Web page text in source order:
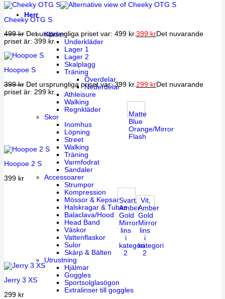
Herr
Kläder
Underkläder
Lager 1
Lager 2
Skalplagg
Träning
Överdelar
Nederdelar
Athleisure
Walking
Regnkläder
Skor
Inomhus
Löpning
Street
Walking
Träning
Varmfodrat
Sandaler
Accessoarer
Strumpor
Kompression
Mössor & Kepsar
Halskragar & Tubes
Balaclava/Hood
Head Band
Väskor
Vattenflaskor
Sulor
Skärp & Bälten
Utrustning
Hjälmar
Goggles
Sportsolglasögon
Extralinser till goggles
Cheeky OTG S
499kr Det ursprungliga priset var: 499 kr.399 krDet nuvarande
priset är: 399 kr.
Hoopoe S
399kr Det ursprungliga priset var: 399 kr.299 krDet nuvarande
priset är: 299 kr.
Matte
Blue
Orange/Mirror
Flash
Hoopoe 2 S
399 kr
Svart,
Amber
Gold
Mirror
lins
i
kategori
2
Vit,
Amber
Gold
Mirror
lins
i
kategori
2
Jerry 3 XS
299 kr